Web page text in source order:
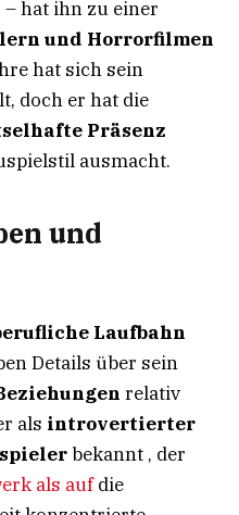
– hat ihn zu einer
und Horrorfilmen
hat sich sein
doch er hat die
Präsenz
ausmacht.
und
Laufbahn
Details über sein
relativ
als introvertierter
bekannt , der
als aufdie